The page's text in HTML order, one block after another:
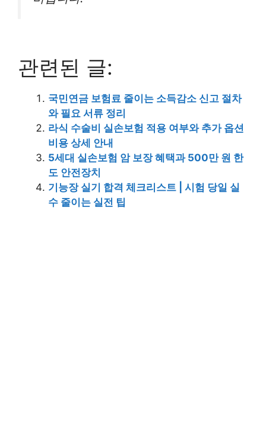
관련된 글:
국민연금 보험료 줄이는 소득감소 신고 절차
와 필요 서류 정리
라식 수술비 실손보험 적용 여부와 추가 옵션
비용 상세 안내
5세대 실손보험 암 보장 혜택과 500만 원 한
도 안전장치
기능장 실기 합격 체크리스트 | 시험 당일 실
수 줄이는 실전 팁